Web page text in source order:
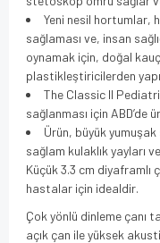
Yeni nesil hortumlar,
sağlaması ve, insan
oynamak için, doğal
plastikleştiricilerden
The Classic II
sağlanması için ABD’de
Ürün, büyük yumuşak
sağlam kulaklık yayları
Küçük 3.3 cm diyaframlı
hastalar için idealdir.
Çok yönlü dinleme çanı
açık çan ile yüksek